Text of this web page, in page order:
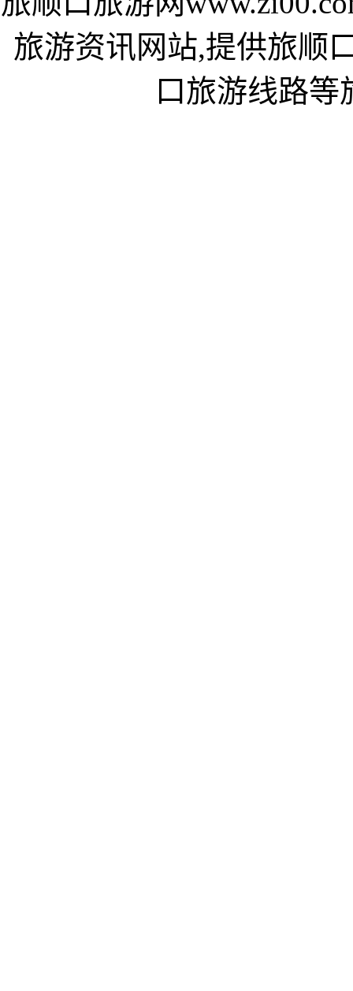
旅游资讯网站,提供旅顺
口旅游线路